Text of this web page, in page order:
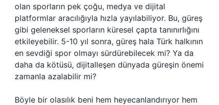
olan sporların pek çoğu, medya ve dijital
platformlar aracılığıyla hızla yayılabiliyor. Bu, güreş
gibi geleneksel sporların küresel çapta tanınırlığını
etkileyebilir. 5-10 yıl sonra, güreş hala Türk halkının
en sevdiği spor olmayı sürdürebilecek mi? Ya da
daha da kötüsü, dijitalleşen dünyada güreşin önemi
zamanla azalabilir mi?
Böyle bir olasılık beni hem heyecanlandırıyor hem